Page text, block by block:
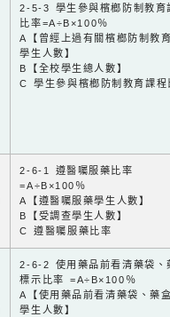
2-5-3 學生參與檳榔防制教育
比率=A÷B×100％
A【曾經上過有關檳榔防制教
學生人數】
B【全校學生總人數】
C 學生參與檳榔防制教育課程
2-6-1 遵醫囑服藥比率
=A÷B×100％
A【遵醫囑服藥學生人數】
B【受調查學生人數】
C 遵醫囑服藥比率
2-6-2 使用藥品前看清藥袋、
標示比率 =A÷B×100％
A【使用藥品前看清藥袋、藥
學生人數】